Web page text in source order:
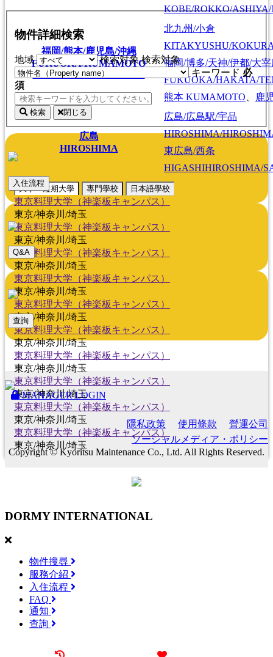
KOBE/ROKKO/
福岡/熊本/鹿児島/沖縄
FUKUOKA/KUMAMOTO
KAGOSHIMA/OKINAWA
北九州/小倉
KITAKYUSHU/
福岡/博多/天神/伊都/大宰
FUKUOKA/HAKATA/
熊本 KUMAMOTO 鹿
広島
HIROSHIMA
広島/広島駅/宇品
HIROSHIMA/
東広島/西条
HIGASHIHIROSHIMA/
大學・短期大學 專門學校 日本語學校
東京料理大学（神楽板キャンパス）
東京/神奈川/埼玉
東京料理大学（神楽板キャンパス）
東京/神奈川/埼玉
東京料理大学（神楽板キャンパス）
東京/神奈川/埼玉
東京料理大学（神楽板キャンパス）
東京/神奈川/埼玉
東京料理大学（神楽板キャンパス）
東京/神奈川/埼玉
東京料理大学（神楽板キャンパス）
東京/神奈川/埼玉
東京料理大学（神楽板キャンパス）
東京/神奈川/埼玉
東京料理大学（神楽板キャンパス）
東京/神奈川/埼玉
東京料理大学（神楽板キャンパス）
東京/神奈川/埼玉
東京料理大学（神楽板キャンパス）
東京/神奈川/埼玉
物件詳細検索
地域 検索対象 検索対象
キーワード 必
須
検索 閉じる
入住流程
Q&A
查詢
MANAGER LOGIN
隱私政策 使用條款
營運公司
ソーシャルメディア・ポリシー
Copyright © Kyoritsu Maintenance Co., Ltd. All Rights Reserved.
DORMY INTERNATIONAL
物件搜尋
服務介紹
入住流程
FAQ
通知
查詢